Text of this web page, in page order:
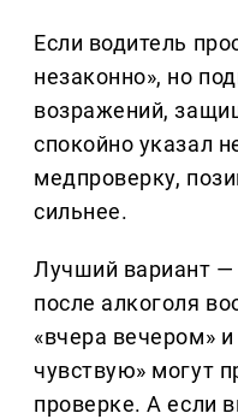
Если водитель
незаконно», но
возражений,
спокойно указал
медпроверку,
сильнее.
Лучший вариант —
после алкоголя
«вчера вечером»
чувствую» могут
проверке. А если